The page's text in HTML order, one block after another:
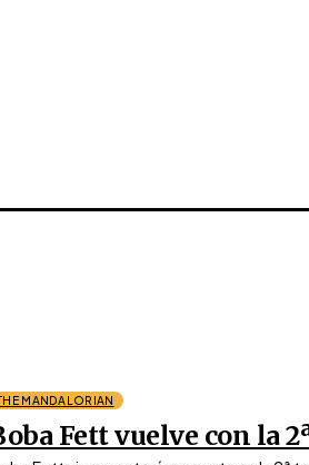
MANDALORIAN
Fett vuelve con la